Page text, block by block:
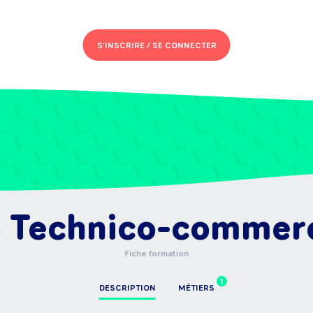
S'INSCRIRE /SE CONNECTER
Technico-
Fiche formation
DESCRIPTION
1
MÉTIERS